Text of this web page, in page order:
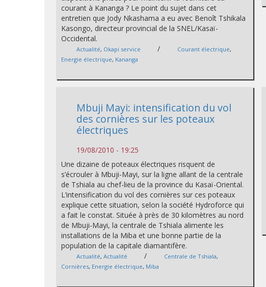
courant à Kananga ? Le point du sujet dans cet
entretien que Jody Nkashama a eu avec Benoît Tshikala
Kasongo, directeur provincial de la SNEL/Kasaï-
Occidental.
Actualité, Okapi service / Courant électrique,
Energie électrique, Kananga
Mbuji Mayi: intensification du vol
des cornières sur les poteaux
électriques
19/08/2010 - 19:25
Une dizaine de poteaux électriques risquent de
s’écrouler à Mbuji-Mayi, sur la ligne allant de la centrale
de Tshiala au chef-lieu de la province du Kasaï-Oriental.
L’intensification du vol des cornières sur ces poteaux
explique cette situation, selon la société Hydroforce qui
a fait le constat. Située à près de 30 kilomètres au nord
de Mbuji-Mayi, la centrale de Tshiala alimente les
installations de la Miba et une bonne partie de la
population de la capitale diamantifère.
Actualité,Actualité / Centrale de Tshiala,
Cornières, Energie électrique, Miba